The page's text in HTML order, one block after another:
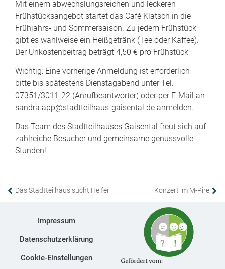
Mit einem abwechslungsreichen und leckeren
Frühstücksangebot startet das Café Klatsch in die
Frühjahrs- und Sommersaison. Zu jedem Frühstück
gibt es wahlweise ein Heißgetränk (Tee oder Kaffee).
Der Unkostenbeitrag beträgt 4,50 € pro Frühstück
Wichtig: Eine vorherige Anmeldung ist erforderlich –
bitte bis spätestens Dienstagabend unter Tel.
07351/3011-22 (Anrufbeantworter) oder per E-Mail an
sandra.app@stadtteilhaus-gaisental.de anmelden.
Das Team des Stadtteilhauses Gaisental freut sich auf
zahlreiche Besucher und gemeinsame genussvolle
Stunden!
Das Stadtteilhaus sucht Helfer Konzert im M-Pire
Impressum
Datenschutzerklärung
Cookie-Einstellungen